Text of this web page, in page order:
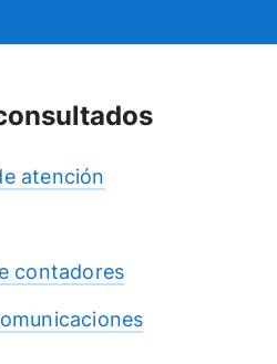
atención
contadores